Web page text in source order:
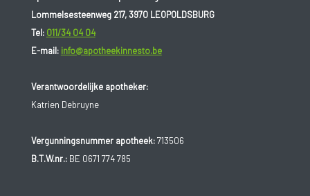
persoon tot persoon.
Lommelsesteenweg 217, 3970 LEOPOLDSBURG
Tel: 011/34 04 04
E-mail: info@apotheekinnesto.be
Verantwoordelijke apotheker:
Katrien Debruyne
Vergunningsnummer apotheek:713506
B.T.W.nr.:BE 0671 774 785